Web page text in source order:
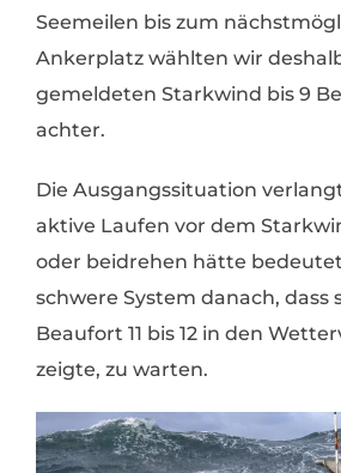
Seemeilen bis zum
Ankerplatz wählten wir
gemeldeten Starkwind bis 9
achter.
Die Ausgangssituation
aktive Laufen vor dem
oder beidrehen hätte
schwere System danach, dass
Beaufort 11 bis 12 in den
zeigte, zu warten.